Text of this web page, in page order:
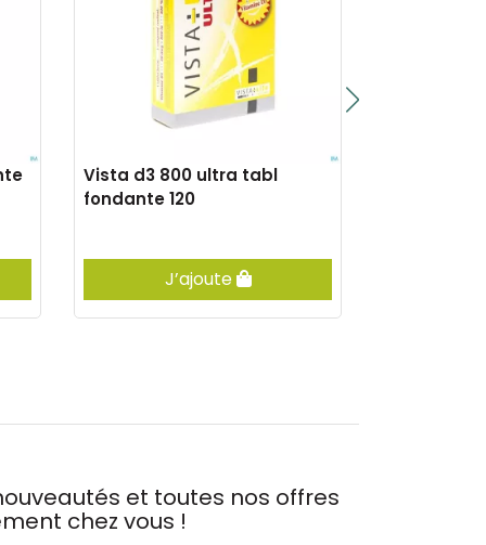
Vista d3 800 ultra tabl
fondante 120
J’ajoute
et toutes nos offres
chez vous !